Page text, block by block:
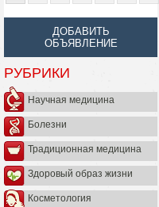
ДОБАВИТЬ
ОБЪЯВЛЕНИЕ
РУБРИКИ
Научная медицина
Болезни
Традиционная медицина
Здоровый образ жизни
Косметология